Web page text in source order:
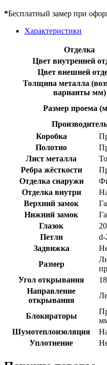
*Бесплатный замер при
Характеристики
Отделка
Цвет внутренней
Цвет внешней
Толщина металла
варианты мм)
Размер проема
Производитель
Коробка
Полотно
Лист металла
Ребра жёсткости
Отделка снаружи
Отделка внутри
Верхний замок
Нижний замок
Глазок
Петли
d-
Задвижка
Размер
Угол открывания
Направление
открывания
Блокираторы
Шумотеплоизоляция
Уплотнение